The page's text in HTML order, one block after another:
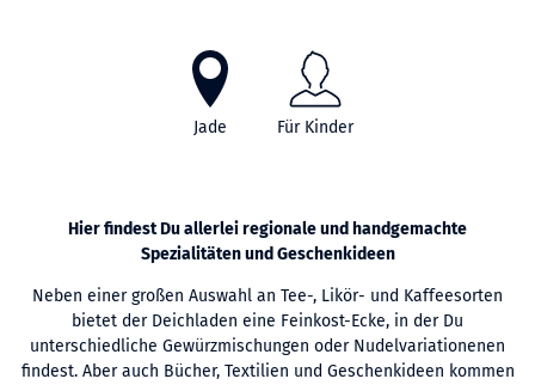
Jade Für Kinder
Hier findest Du allerlei regionale und handgemachte
Spezialitäten und Geschenkideen
Neben einer großen Auswahl an Tee-, Likör- und Kaffeesorten
bietet der Deichladen eine Feinkost-Ecke, in der Du
unterschiedliche Gewürzmischungen oder Nudelvariationenen
findest. Aber auch Bücher, Textilien und Geschenkideen kommen